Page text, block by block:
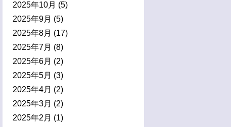
2025年10月 (5)
2025年9月 (5)
2025年8月 (17)
2025年7月 (8)
2025年6月 (2)
2025年5月 (3)
2025年4月 (2)
2025年3月 (2)
2025年2月 (1)